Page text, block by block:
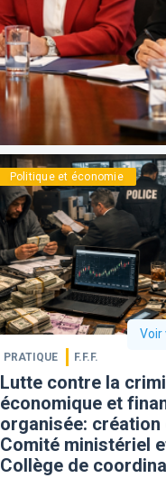
Politique et économie
Voir
PRATIQUE F.F.F.
Lutte contre la
économique et
organisée: création
Comité ministériel
Collège de